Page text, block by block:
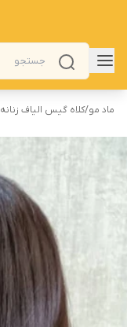
ماد مو/کلاه گیس الیاف زنانه